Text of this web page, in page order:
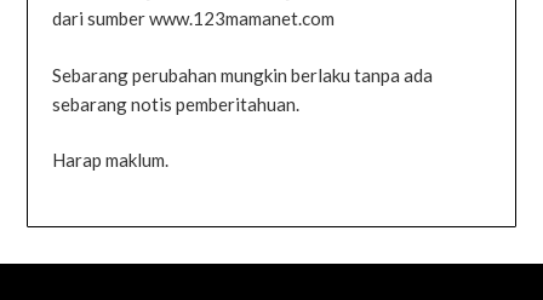
dari sumber www.123mamanet.com
Sebarang perubahan mungkin berlaku tanpa ada
sebarang notis pemberitahuan.
Harap maklum.